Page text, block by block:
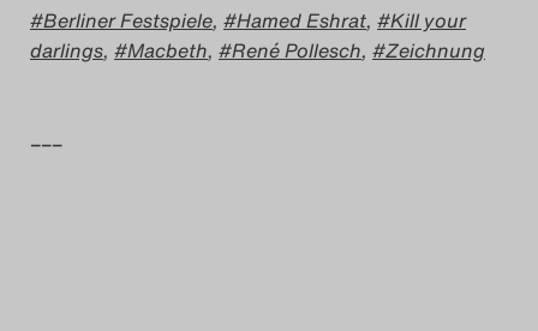
Berliner Festspiele, Hamed Eshrat,
Kill your
darlings, Macbeth, René Pollesch, Zeichnung
–––